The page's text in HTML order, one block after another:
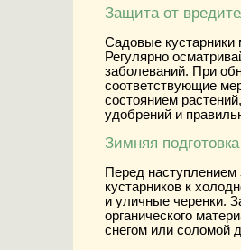
Защита от
Садовые кустарники
Регулярно
заболеваний. При
соответствующие
состоянием
удобрений и
Зимняя подготовка
Перед наступлением
кустарников к
и уличные черенки.
органического
снегом или соломой